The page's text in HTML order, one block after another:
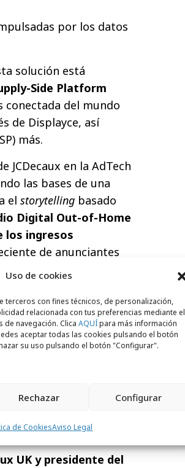
Uso de cookies
terceros con fines técnicos, de personalización,
relacionada con tus preferencias mediante el
navegación. Clica AQUÍpara más información
aceptar todas las cookies pulsando el botón
su uso pulsando el botón "Configurar".
Rechazar Configurar
de CookiesAviso Legal
por los datos
solución está
Side Platform
conectada del mundo
de Displayce, así
más.
en la AdTech
las bases de una
el storytelling basado
Digital Out-of-Home
los ingresos
de anunciantes
programática de
International
reunir todos los
ofrecemos a
audiencias globales,
accesible y eficaz
que el mensaje
el momento
UK y presidente del